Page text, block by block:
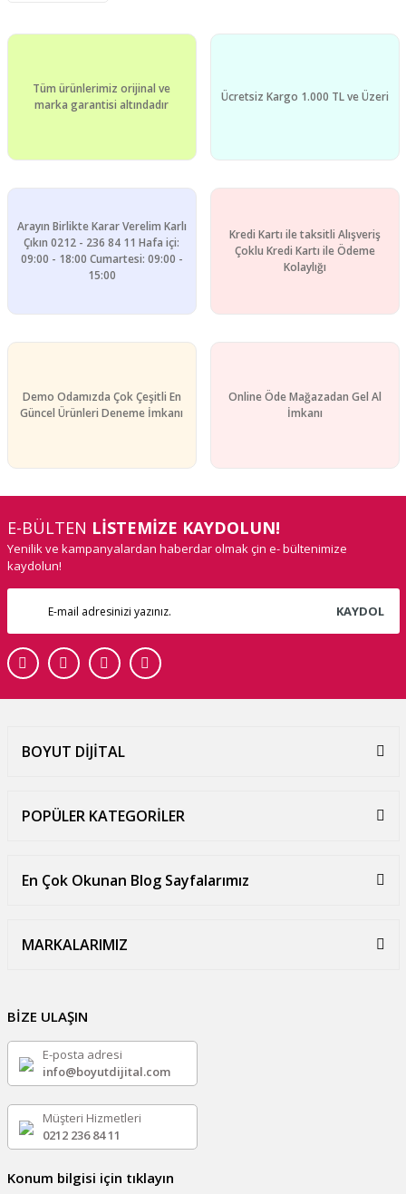
Ürün açıklamasında eksik bilgiler bulunuyor.
Ürün fiyatı diğer sitelerden daha pahalı.
Tüm ürünlerimiz orijinal ve
marka garantisi altındadır
Ücretsiz Kargo 1.000 TL ve Üzeri
Arayın Birlikte Karar Verelim Karlı
Çıkın 0212 - 236 84 11 Hafa içi:
09:00 - 18:00 Cumartesi: 09:00 -
15:00
Kredi Kartı ile taksitli Alışveriş
Çoklu Kredi Kartı ile Ödeme
Kolaylığı
Demo Odamızda Çok Çeşitli En
Güncel Ürünleri Deneme İmkanı
Online Öde Mağazadan Gel Al
İmkanı
E-BÜLTEN LİSTEMİZE KAYDOLUN!
Yenilik ve kampanyalardan haberdar olmak çin e- bültenimize
kaydolun!
KAYDOL
BOYUT DİJİTAL
POPÜLER KATEGORİLER
En Çok Okunan Blog Sayfalarımız
MARKALARIMIZ
BİZE ULAŞIN
E-posta adresi
info@boyutdijital.com
Müşteri Hizmetleri
0212 236 84 11
Konum bilgisi için tıklayın